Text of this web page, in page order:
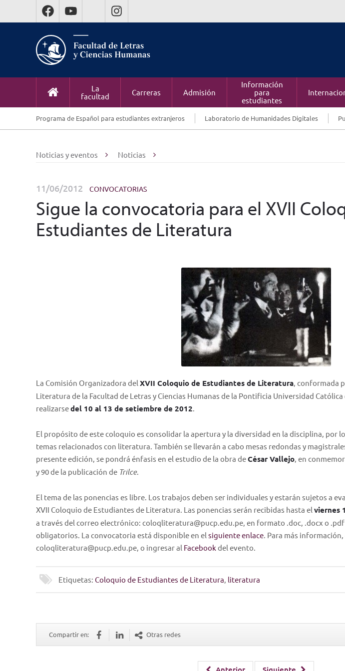
La
facultad
Carreras Admisión
Información
para
estudiantes
Programa de Español para estudiantes extranjeros Laboratorio de Humanidades Digitales
Noticias y eventos Noticias
11/06/2012 CONVOCATORIAS
Sigue la convocatoria para el XVII
Estudiantes de Literatura
La Comisión Organizadora del XVII Coloquio de Estudiantes de Literatura, conformada
Literatura de la Facultad de Letras y Ciencias Humanas de la Pontificia Universidad
realizarsedel 10 al 13 de setiembre de 2012.
El propósito de este coloquio es consolidar la apertura y la diversidad en la disciplina, por
temas relacionados con literatura. También se llevarán a cabo mesas redondas y
presente edición, se pondrá énfasis en el estudio de la obra deCésar Vallejo, en
y 90 de la publicación de Trilce.
El tema de las ponencias es libre. Los trabajos deben ser individuales y estarán sujetos a
XVII Coloquio de Estudiantes de Literatura. Las ponencias serán recibidas hasta el viernes
a través del correo electrónico: coloqliteratura@pucp.edu.pe, en formato .doc, .docx o
obligatorios. La convocatoria está disponible en el siguiente enlace. Para más
coloqliteratura@pucp.edu.pe, o ingresar al Facebook del evento.
Etiquetas: Coloquio de Estudiantes de Literatura, literatura
Compartir en: Otras redes